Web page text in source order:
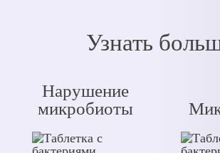
Узнать
Нарушение
микробиоты